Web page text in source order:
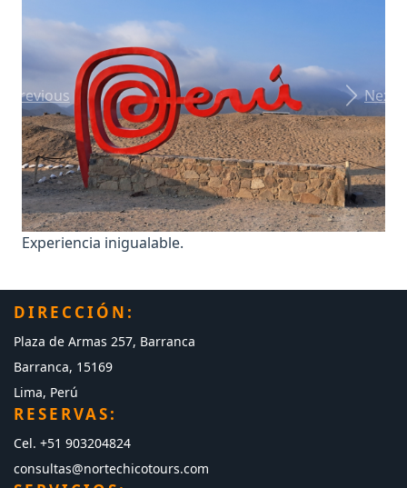
Previous Next
Experiencia inigualable.
DIRECCIÓN:
Plaza de Armas 257, Barranca
Barranca, 15169
Lima, Perú
RESERVAS:
Cel. +51 903204824
consultas@nortechicotours.com